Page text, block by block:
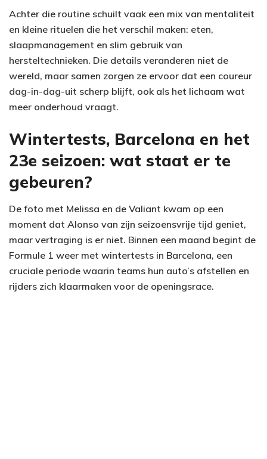
Achter die routine schuilt vaak een mix van mentaliteit
en kleine rituelen die het verschil maken: eten,
slaapmanagement en slim gebruik van
hersteltechnieken. Die details veranderen niet de
wereld, maar samen zorgen ze ervoor dat een coureur
dag-in-dag-uit scherp blijft, ook als het lichaam wat
meer onderhoud vraagt.
Wintertests, Barcelona en het
23e seizoen: wat staat er te
gebeuren?
De foto met Melissa en de Valiant kwam op een
moment dat Alonso van zijn seizoensvrije tijd geniet,
maar vertraging is er niet. Binnen een maand begint de
Formule 1 weer met wintertests in Barcelona, een
cruciale periode waarin teams hun auto’s afstellen en
rijders zich klaarmaken voor de openingsrace.